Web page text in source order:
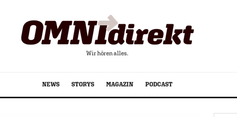
Wir hören alles.
NEWS STORYS MAGAZIN PODCAST